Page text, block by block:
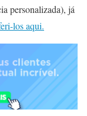
personalizada), já
los aqui.